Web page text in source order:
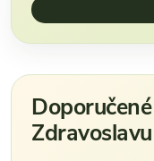
Zdravoslavu